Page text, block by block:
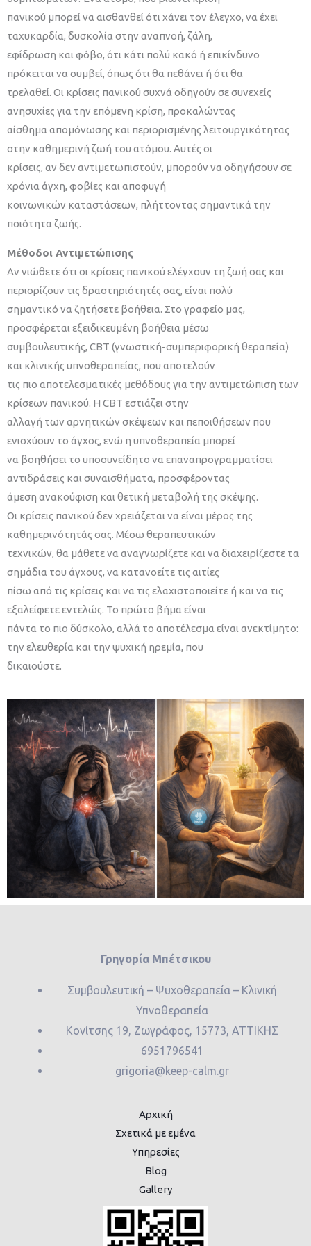
πανικού μπορεί να αισθανθεί ότι χάνει τον έλεγχο, να έχει
ταχυκαρδία, δυσκολία στην αναπνοή, ζάλη,
εφίδρωση και φόβο, ότι κάτι πολύ κακό ή επικίνδυνο
πρόκειται να συμβεί, όπως ότι θα πεθάνει ή ότι θα
τρελαθεί. Οι κρίσεις πανικού συχνά οδηγούν σε συνεχείς
ανησυχίες για την επόμενη κρίση, προκαλώντας
αίσθημα απομόνωσης και περιορισμένης λειτουργικότητας
στην καθημερινή ζωή του ατόμου. Αυτές οι
κρίσεις, αν δεν αντιμετωπιστούν, μπορούν να οδηγήσουν σε
χρόνια άγχη, φοβίες και αποφυγή
κοινωνικών καταστάσεων, πλήττοντας σημαντικά την
ποιότητα ζωής.
Μέθοδοι Αντιμετώπισης
Αν νιώθετε ότι οι κρίσεις πανικού ελέγχουν τη ζωή σας και
περιορίζουν τις δραστηριότητές σας, είναι πολύ
σημαντικό να ζητήσετε βοήθεια. Στο γραφείο μας,
προσφέρεται εξειδικευμένη βοήθεια μέσω
συμβουλευτικής, CBT (γνωστική-συμπεριφορική θεραπεία)
και κλινικής υπνοθεραπείας, που αποτελούν
τις πιο αποτελεσματικές μεθόδους για την αντιμετώπιση των
κρίσεων πανικού. Η CBT εστιάζει στην
αλλαγή των αρνητικών σκέψεων και πεποιθήσεων που
ενισχύουν το άγχος, ενώ η υπνοθεραπεία μπορεί
να βοηθήσει το υποσυνείδητο να επαναπρογραμματίσει
αντιδράσεις και συναισθήματα, προσφέροντας
άμεση ανακούφιση και θετική μεταβολή της σκέψης.
Οι κρίσεις πανικού δεν χρειάζεται να είναι μέρος της
καθημερινότητάς σας. Μέσω θεραπευτικών
τεχνικών, θα μάθετε να αναγνωρίζετε και να διαχειρίζεστε τα
σημάδια του άγχους, να κατανοείτε τις αιτίες
πίσω από τις κρίσεις και να τις ελαχιστοποιείτε ή και να τις
εξαλείφετε εντελώς. Το πρώτο βήμα είναι
πάντα το πιο δύσκολο, αλλά το αποτέλεσμα είναι ανεκτίμητο:
την ελευθερία και την ψυχική ηρεμία, που
δικαιούστε.
Γρηγορία Μπέτσικου
Συμβουλευτική – Ψυχοθεραπεία – Κλινική
Υπνοθεραπεία
Κονίτσης 19, Ζωγράφος, 15773, ΑΤΤΙΚΗΣ
6951796541
grigoria@keep-calm.gr
Αρχική
Σχετικά με εμένα
Υπηρεσίες
Blog
Gallery